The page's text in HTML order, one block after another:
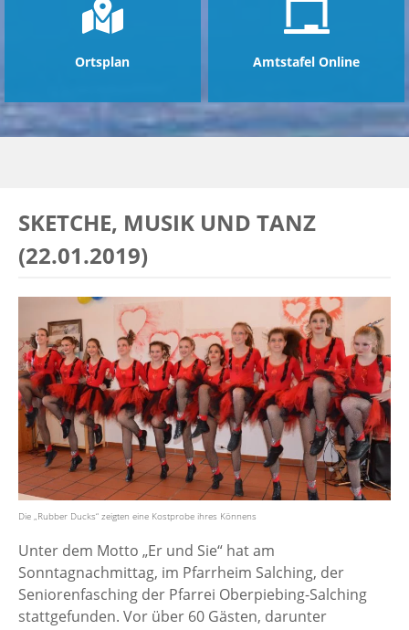
Ortsplan Amtstafel Online
SKETCHE, MUSIK UND TANZ
(22.01.2019)
Die „Rubber Ducks“ zeigten eine Kostprobe ihres Könnens
Unter dem Motto „Er und Sie“ hat am
Sonntagnachmittag, im Pfarrheim Salching, der
Seniorenfasching der Pfarrei Oberpiebing-Salching
stattgefunden. Vor über 60 Gästen, darunter